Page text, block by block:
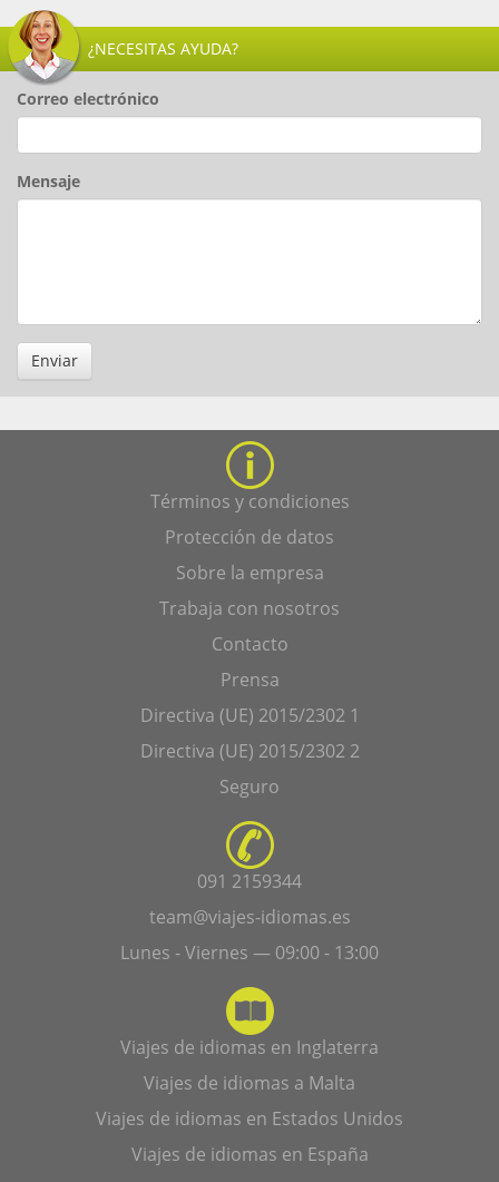
¿NECESITAS AYUDA?
Correo electrónico
Mensaje
Enviar
Términos y condiciones
Protección de datos
Sobre la empresa
Trabaja con nosotros
Contacto
Prensa
Directiva (UE) 2015/2302 1
Directiva (UE) 2015/2302 2
Seguro
091 2159344
team@viajes-idiomas.es
Lunes - Viernes — 09:00 - 13:00
Viajes de idiomas en Inglaterra
Viajes de idiomas a Malta
Viajes de idiomas en Estados Unidos
Viajes de idiomas en España